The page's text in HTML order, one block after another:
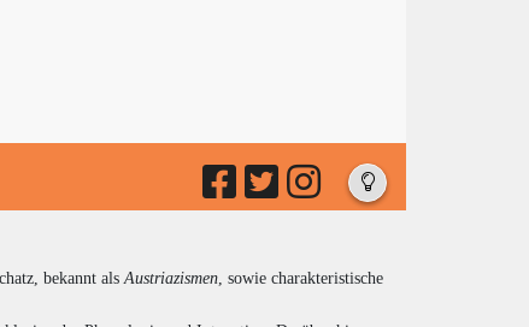
bekannt alsAustriazismen, sowie charakteristische